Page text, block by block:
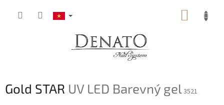
GIỎ
Gold STAR UV LED Barevný gel3521